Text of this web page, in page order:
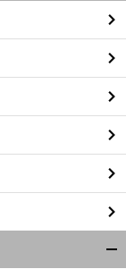
閉
る